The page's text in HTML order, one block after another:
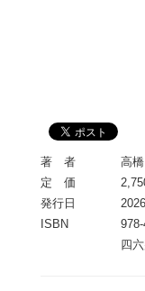
著 者
高
定 価
発行日
ISBN
四